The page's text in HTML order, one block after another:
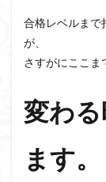
合格レベルまで
が、
さすがにここま
変わ
ます。